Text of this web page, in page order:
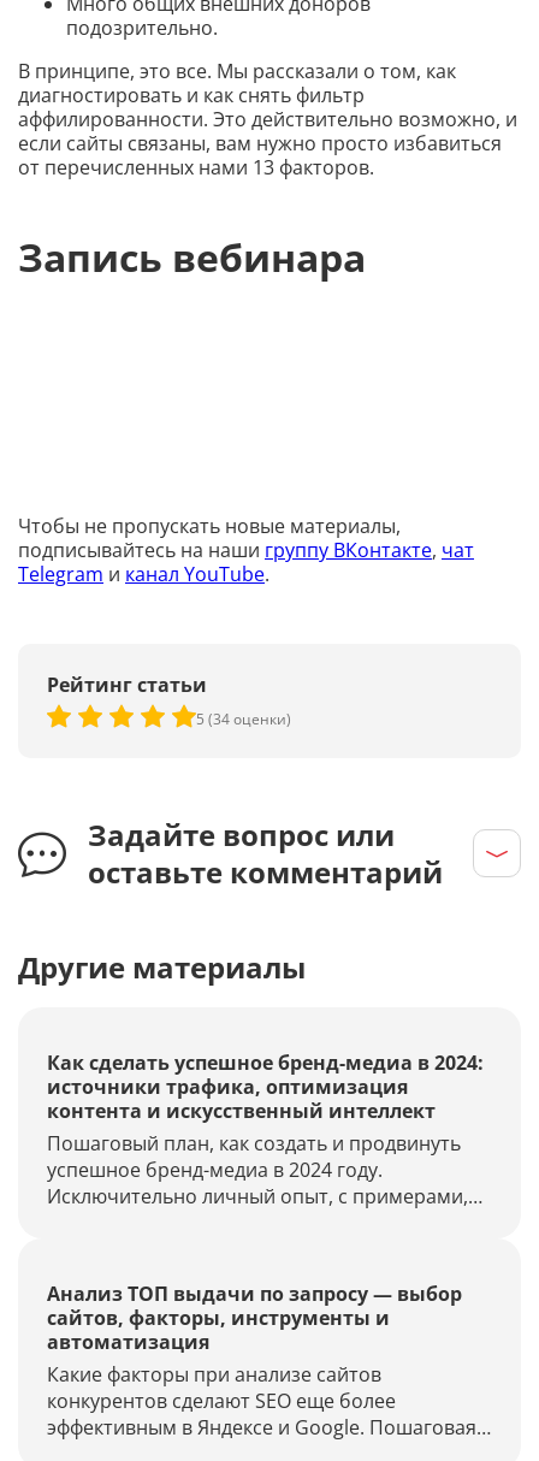
подозрительно.
В принципе, это все. Мы рассказали о том, как
диагностировать и как снять фильтр
аффилированности. Это действительно возможно, и
если сайты связаны, вам нужно просто избавиться
от перечисленных нами 13 факторов.
Запись вебинара
Чтобы не пропускать новые материалы,
подписывайтесь на наши группу ВКонтакте, чат
Telegram и канал YouTube.
Рейтинг статьи
5 (34 оценки)
Задайте вопрос или
оставьте комментарий
Другие материалы
Как сделать успешное бренд-медиа в 2024:
источники трафика, оптимизация
контента и искусственный интеллект
Пошаговый план, как создать и продвинуть
успешное бренд-медиа в 2024 году.
Исключительно личный опыт, с примерами,
Анализ ТОП выдачи по запросу — выбор
сайтов, факторы, инструменты и
автоматизация
Какие факторы при анализе сайтов
конкурентов сделают SEO еще более
эффективным в Яндексе и Google. Пошаговая